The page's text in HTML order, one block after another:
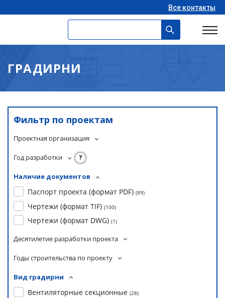
Все контакты
ГРАДИРНИ
Фильтр по проектам
Проектная организация
Год разработки ?
Наличие документов
Паспорт проекта (формат PDF) (89)
Чертежи (формат TIF) (100)
Чертежи (формат DWG) (1)
Десятилетие разработки проекта
Годы строительства по проекту
Вид градирни
Вентиляторные секционные (28)